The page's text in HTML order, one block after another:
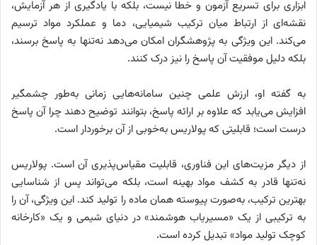
ابزاری برای تسریع آزمون و خطا نیست، بلکه با یادگیری از هر آزمایش،
نقشه‌ای از ارتباط میان ترکیب شیمیایی، دما و عملکرد مواد ترسیم
می‌کند. این ویژگی به پژوهشگران امکان می‌دهد نه‌تنها به پاسخ برسند،
بلکه دلیل موفقیت آن پاسخ را نیز درک کنند.
به گفته او، ارزش علمی چنین سامانه‌هایی زمانی به‌طور چشمگیر
افزایش می‌یابد که علاوه بر ارائه پاسخ، بتوانند توضیح دهند چرا آن پاسخ
درست است؛ قابلیتی که پولاریس به‌خوبی از آن برخوردار است.
از دیگر مزیت‌های این فناوری، قابلیت مقیاس‌پذیری آن است. پولاریس
نه‌تنها قادر به کشف مواد بهینه است، بلکه می‌تواند پس از شناسایی
بهترین ترکیب، به‌صورت پیوسته همان ماده را تولید کند. این ویژگی، آن را
به ترکیبی از یک «مسیریاب هوشمند» در دنیای شیمی و یک «کارخانه
کوچک تولید مواد» تبدیل کرده است.